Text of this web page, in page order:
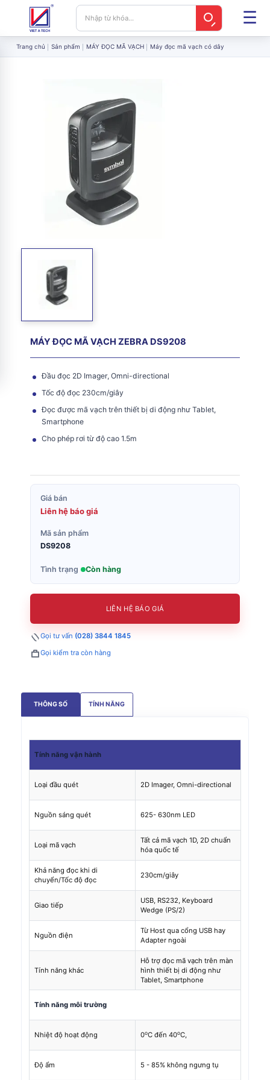
Trang chủ Sản phẩm MÁY ĐỌC MÃ VẠCH Máy đọc mã vạch có dây
MÁY ĐỌC MÃ VẠCH ZEBRA DS9208
Đầu đọc 2D Imager, Omni-directional
Tốc độ đọc 230cm/giây
Đọc được mã vạch trên thiết bị di động như Tablet,
Smartphone
Cho phép rơi từ độ cao 1.5m
Giá bán
Liên hệ báo giá
Mã sản phẩm
DS9208
Tình trạng Còn hàng
LIÊN HỆ BÁO GIÁ
Gọi tư vấn (028) 3844 1845
Gọi kiểm tra còn hàng
THÔNG SỐ TÍNH NĂNG
Tính năng vận hành
Loại đầu quét 2D Imager, Omni-directional
Nguồn sáng quét 625- 630nm LED
Loại mã vạch
Tất cả mã vạch 1D, 2D chuẩn
hóa quốc tế
Khả năng đọc khi di
chuyển/Tốc độ đọc
230cm/giây
Giao tiếp
USB, RS232, Keyboard
Wedge (PS/2)
Nguồn điện
Từ Host qua cổng USB hay
Adapter ngoài
Tính năng khác
Hỗ trợ đọc mã vạch trên màn
hình thiết bị di động như
Tablet, Smartphone
Tính năng môi trường
Nhiệt độ hoạt động 0oC đến 40oC,
Độ ẩm 5 - 85% không ngưng tụ